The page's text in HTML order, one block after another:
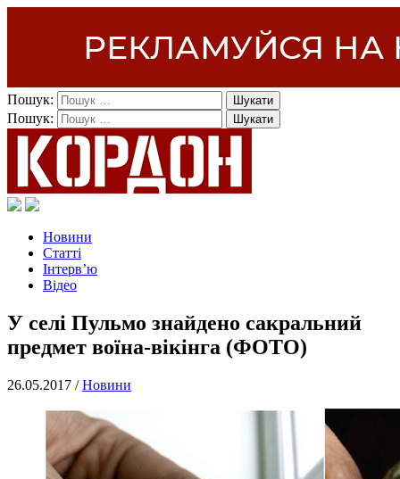
Пошук:
Пошук:
Новини
Статті
Інтерв’ю
Відео
У селі Пульмо знайдено сакральний
предмет воїна-вікінга (ФОТО)
26.05.2017 /Новини